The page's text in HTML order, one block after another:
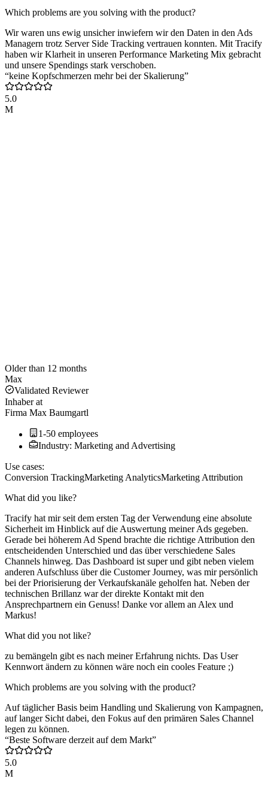
Which problems are you solving with the product?
Wir waren uns ewig unsicher inwiefern wir den Daten in den Ads
Managern trotz Server Side Tracking vertrauen konnten. Mit Tracify
haben wir Klarheit in unseren Performance Marketing Mix gebracht
und unsere Spendings stark verschoben.
“keine Kopfschmerzen mehr bei der Skalierung”
5.0
M
Older than 12 months
Max
Validated Reviewer
Inhaberat
Firma Max Baumgartl
1-50 employees
Industry: Marketing and Advertising
Use cases:
Conversion TrackingMarketing AnalyticsMarketing Attribution
What did you like?
Tracify hat mir seit dem ersten Tag der Verwendung eine absolute
Sicherheit im Hinblick auf die Auswertung meiner Ads gegeben.
Gerade bei höherem Ad Spend brachte die richtige Attribution den
entscheidenden Unterschied und das über verschiedene Sales
Channels hinweg. Das Dashboard ist super und gibt neben vielem
anderen Aufschluss über die Customer Journey, was mir persönlich
bei der Priorisierung der Verkaufskanäle geholfen hat. Neben der
technischen Brillanz war der direkte Kontakt mit den
Ansprechpartnern ein Genuss! Danke vor allem an Alex und
Markus!
What did you not like?
zu bemängeln gibt es nach meiner Erfahrung nichts. Das User
Kennwort ändern zu können wäre noch ein cooles Feature ;)
Which problems are you solving with the product?
Auf täglicher Basis beim Handling und Skalierung von Kampagnen,
auf langer Sicht dabei, den Fokus auf den primären Sales Channel
legen zu können.
“Beste Software derzeit auf dem Markt”
5.0
M